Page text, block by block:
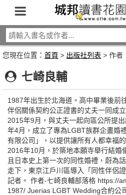
您現在位置： 首頁 > 出版社列表 > 作者
七崎良輔
1987年出生於北海道。高中畢業後前
伴侶關係契約公正證書的丈夫一同成
2015年9月，與丈夫一起向區公所提
年4月，成立了專為LGBT族群企畫婚
有限公司」，以提供讓所有人都幸福
2016年10月，於築地本願寺舉行結婚
且日本史上第一次的同性婚禮，蔚為
走下，東京江戶川區導入「同性伴侶
記者。 作者-七崎良輔部落格 https://
1987/ Juerias LGBT Wedding合約公